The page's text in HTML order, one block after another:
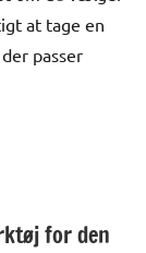
at tage en
passer
for den